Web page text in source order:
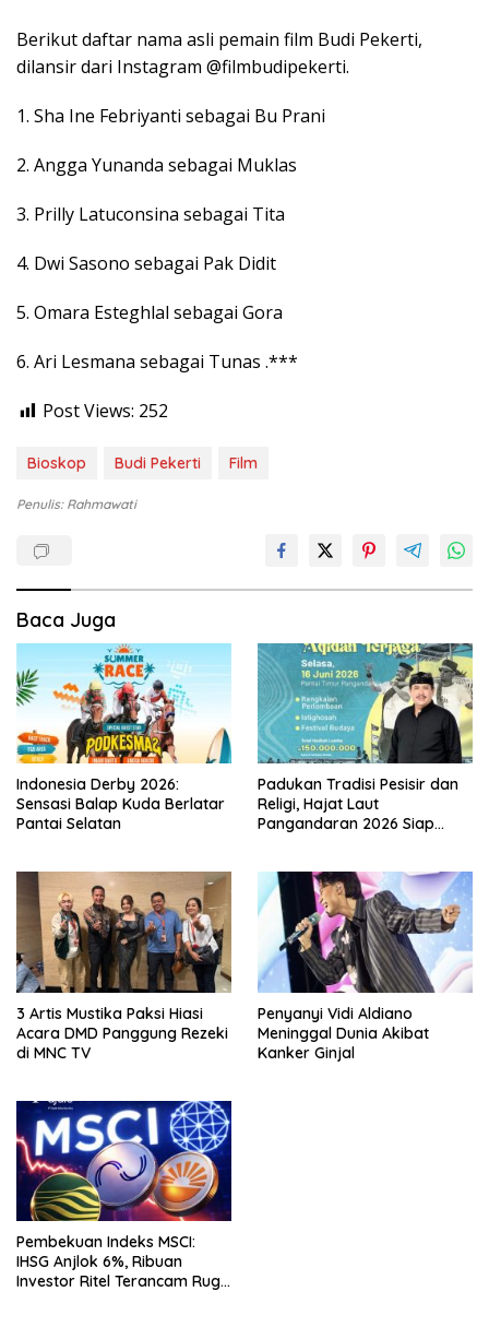
Berikut daftar nama asli pemain film Budi Pekerti,
dilansir dari Instagram @filmbudipekerti.
1. Sha Ine Febriyanti sebagai Bu Prani
2. Angga Yunanda sebagai Muklas
3. Prilly Latuconsina sebagai Tita
4. Dwi Sasono sebagai Pak Didit
5. Omara Esteghlal sebagai Gora
6. Ari Lesmana sebagai Tunas .***
Post Views: 252
Bioskop Budi Pekerti Film
Penulis: Rahmawati
Baca Juga
Indonesia Derby 2026:
Sensasi Balap Kuda Berlatar
Pantai Selatan
Padukan Tradisi Pesisir dan
Religi, Hajat Laut
Pangandaran 2026 Siap
3 Artis Mustika Paksi Hiasi
Acara DMD Panggung Rezeki
di MNC TV
Penyanyi Vidi Aldiano
Meninggal Dunia Akibat
Kanker Ginjal
Pembekuan Indeks MSCI:
IHSG Anjlok 6%, Ribuan
Investor Ritel Terancam Rugi